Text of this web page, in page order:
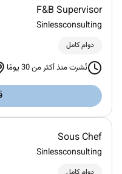
F&B Supervisor
Sinlessconsulting
دوام كامل
نُشرت منذ أكثر من 30 يومًا
Sous Chef
Sinlessconsulting